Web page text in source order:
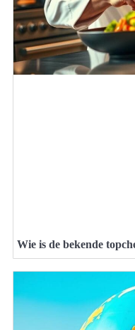
Wie is de bekende